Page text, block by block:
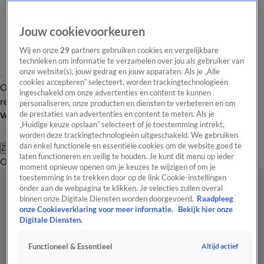
Overzicht Laatste nieuws Regionieuws Het beste van Hart
Tip de
redactie
Volg Hart van Nederland
Zoeken
OverzichtRegioUitzendingenWeerTip de redactiePanelVideo's
Jouw cookievoorkeuren
Wij en onze29 partners gebruiken cookies en vergelijkbare
technieken om informatie te verzamelen over jou als gebruiker van
onze website(s), jouw gedrag en jouw apparaten. Als je „Alle
cookies accepteren” selecteert, worden trackingtechnologieën
ingeschakeld om onze advertenties en content te kunnen
personaliseren, onze producten en diensten te verbeteren en om
de prestaties van advertenties en content te meten. Als je
„Huidige keuze opslaan” selecteert of je toestemming intrekt,
worden deze trackingtechnologieën uitgeschakeld. We gebruiken
dan enkel functionele en essentiële cookies om de website goed te
laten functioneren en veilig te houden. Je kunt dit menu op ieder
moment opnieuw openen om je keuzes te wijzigen of om je
toestemming in te trekken door op de link Cookie-instellingen
onder aan de webpagina te klikken. Je selecties zullen overal
binnen onze Digitale Diensten worden doorgevoerd. Raadpleeg
onze Cookieverklaring voor meer informatie.
Bekijk hier onze
Digitale Diensten.
Functioneel & Essentieel Altijd actief